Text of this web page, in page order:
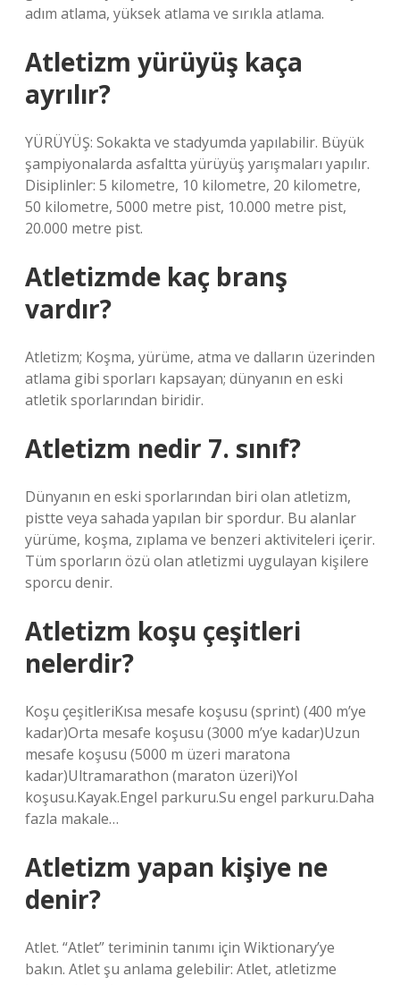
adım atlama, yüksek atlama ve sırıkla atlama.
Atletizm yürüyüş kaça
ayrılır?
YÜRÜYÜŞ: Sokakta ve stadyumda yapılabilir. Büyük
şampiyonalarda asfaltta yürüyüş yarışmaları yapılır.
Disiplinler: 5 kilometre, 10 kilometre, 20 kilometre,
50 kilometre, 5000 metre pist, 10.000 metre pist,
20.000 metre pist.
Atletizmde kaç branş
vardır?
Atletizm; Koşma, yürüme, atma ve dalların üzerinden
atlama gibi sporları kapsayan; dünyanın en eski
atletik sporlarından biridir.
Atletizm nedir 7. sınıf?
Dünyanın en eski sporlarından biri olan atletizm,
pistte veya sahada yapılan bir spordur. Bu alanlar
yürüme, koşma, zıplama ve benzeri aktiviteleri içerir.
Tüm sporların özü olan atletizmi uygulayan kişilere
sporcu denir.
Atletizm koşu çeşitleri
nelerdir?
Koşu çeşitleriKısa mesafe koşusu (sprint) (400 m’ye
kadar)Orta mesafe koşusu (3000 m’ye kadar)Uzun
mesafe koşusu (5000 m üzeri maratona
kadar)Ultramarathon (maraton üzeri)Yol
koşusu.Kayak.Engel parkuru.Su engel parkuru.Daha
fazla makale…
Atletizm yapan kişiye ne
denir?
Atlet. “Atlet” teriminin tanımı için Wiktionary’ye
bakın. Atlet şu anlama gelebilir: Atlet, atletizme